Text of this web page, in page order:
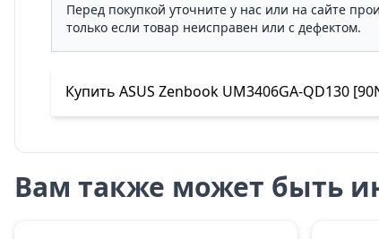
Перед покупкой уточните у нас или на сайте
только если товар неисправен или с дефектом.
Купить ASUS Zenbook UM3406GA-QD130
Вам также может быть